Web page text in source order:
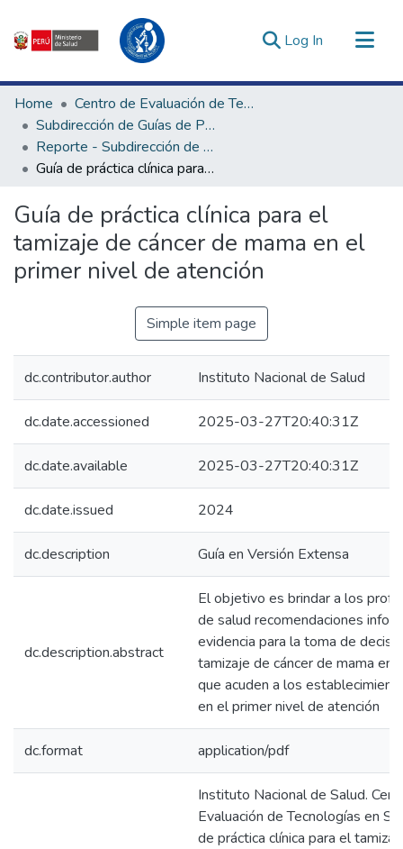
Log In (current)
Communities & Collections
All of DSpace
Statistics
Estadísticas Externas
Enlaces de interés ▾
Home
Centro de Evaluación de Tecnologías en Salud
Subdirección de Guías de Práctica Clínica
Reporte - Subdirección de Guías de Práctica Clínica
Guía de práctica clínica para el tamizaje de cáncer de mama en el primer nivel de atención
Guía de práctica clínica para el
tamizaje de cáncer de mama en el
primer nivel de atención
Simple item page
dc.contributor.author Instituto Nacional de Salud
dc.date.accessioned 2025-03-27T20:40:31Z
dc.date.available 2025-03-27T20:40:31Z
dc.date.issued 2024
dc.description Guía en Versión Extensa
dc.description.abstract
El objetivo es brindar a los
de salud recomendaciones
evidencia para la toma de
tamizaje de cáncer de mama en
que acuden a los
en el primer nivel de atención
dc.format application/pdf
Instituto Nacional de Salud.
Evaluación de Tecnologías en
de práctica clínica para el